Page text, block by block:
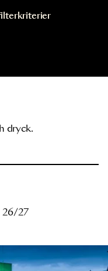
dryck.
26/27